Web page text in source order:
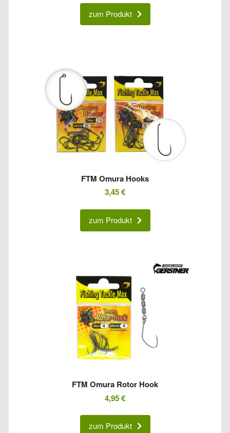
zum Produkt
FTM Omura Hooks
3,45€
zum Produkt
FTM Omura Rotor Hook
4,95€
zum Produkt